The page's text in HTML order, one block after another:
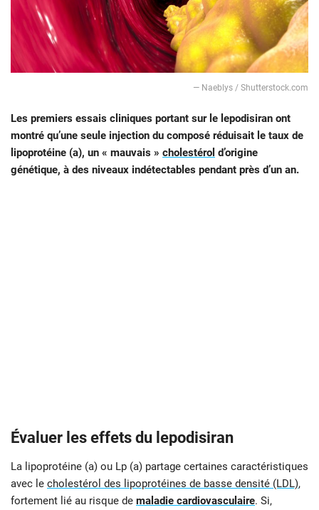
— Naeblys / Shutterstock.com
Les premiers essais cliniques portant sur le lepodisiran ont
montré qu’une seule injection du composé réduisait le taux de
lipoprotéine (a), un « mauvais » cholestérol d’origine
génétique, à des niveaux indétectables pendant près d’un an.
Évaluer les effets du lepodisiran
La lipoprotéine (a) ou Lp (a) partage certaines caractéristiques
avec le cholestérol des lipoprotéines de basse densité (LDL),
fortement lié au risque de maladie cardiovasculaire. Si,